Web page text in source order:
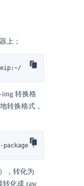
上；
img 转换格
转换格式，
linux-source
，转化为
转化成 raw